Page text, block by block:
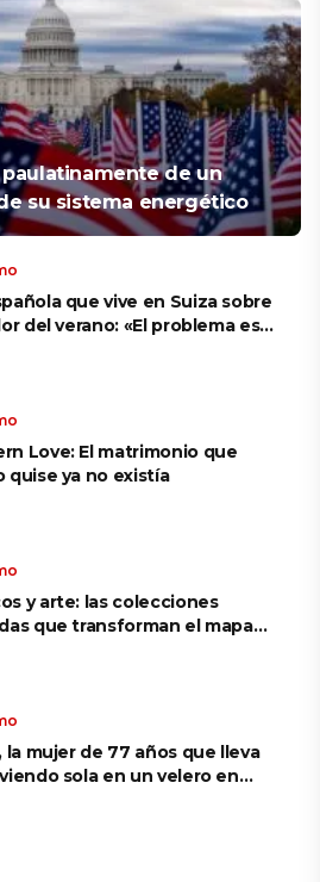
de un
su sistema energético
que vive en Suiza sobre
del verano: «El problema es
Love: El matrimonio que
quise ya no existía
y arte: las colecciones
que transforman el mapa
la mujer de 77 años que lleva
sola en un velero en